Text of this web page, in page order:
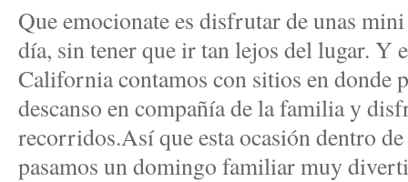
Que emocionate es disfrutar de unas
día, sin tener que ir tan lejos del lugar. Y
California contamos con sitios en donde
descanso en compañía de la familia y
recorridos.Así que esta ocasión dentro
pasamos un domingo familiar muy